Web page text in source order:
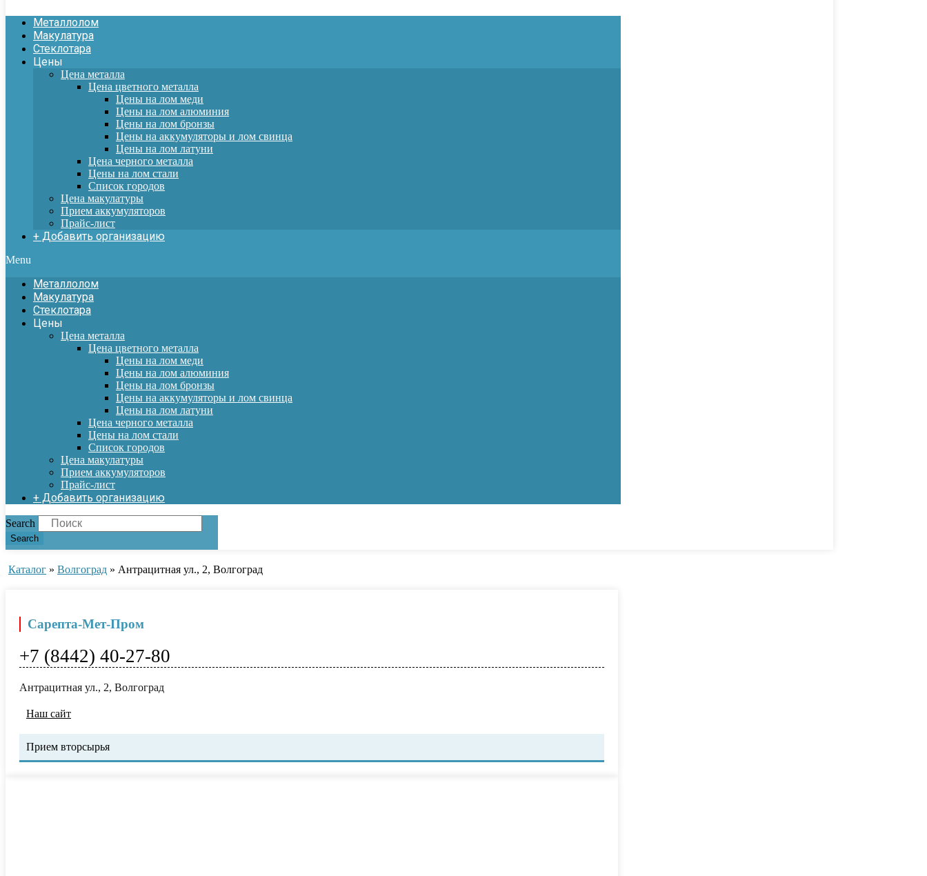
Металлолом
Макулатура
Стеклотара
Цены
Цена металла
Цена цветного металла
Цены на лом меди
Цены на лом алюминия
Цены на лом бронзы
Цены на аккумуляторы и лом свинца
Цены на лом латуни
Цена черного металла
Цены на лом стали
Список городов
Цена макулатуры
Прием аккумуляторов
Прайс-лист
+ Добавить организацию
Menu
Металлолом
Макулатура
Стеклотара
Цены
Цена металла
Цена цветного металла
Цены на лом меди
Цены на лом алюминия
Цены на лом бронзы
Цены на аккумуляторы и лом свинца
Цены на лом латуни
Цена черного металла
Цены на лом стали
Список городов
Цена макулатуры
Прием аккумуляторов
Прайс-лист
+ Добавить организацию
Search
Search
Каталог » Волгоград » Антрацитная ул., 2, Волгоград
Сарепта-Мет-Пром
+7 (8442) 40-27-80
Антрацитная ул., 2, Волгоград
Наш сайт
Прием вторсырья